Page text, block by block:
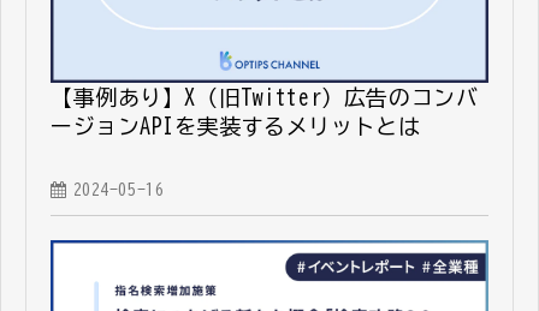
【事例あり】X（旧Twitter）広告のコンバ
ージョンAPIを実装するメリットとは
2024-05-16